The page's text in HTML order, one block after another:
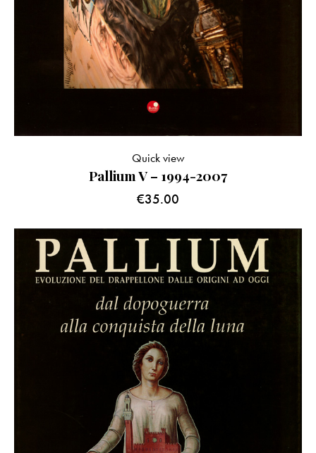
Pallium V – 1994-2007
€35.00
Quick view